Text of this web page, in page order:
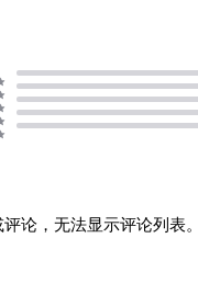
论，无法显示评论列表